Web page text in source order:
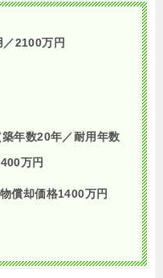
2100万円
年数20年／耐用年数
万円
償却価格1400万円